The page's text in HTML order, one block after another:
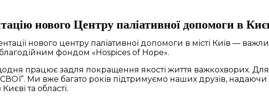
нового Центру паліативної допомоги в
нового центру паліативної допомоги в місті Київ —
фондом «Hospices of Hope».
працює задля покращення якості життя важкохворих. Для
Ми вже багато років підтримуємо наших друзів,
та області.